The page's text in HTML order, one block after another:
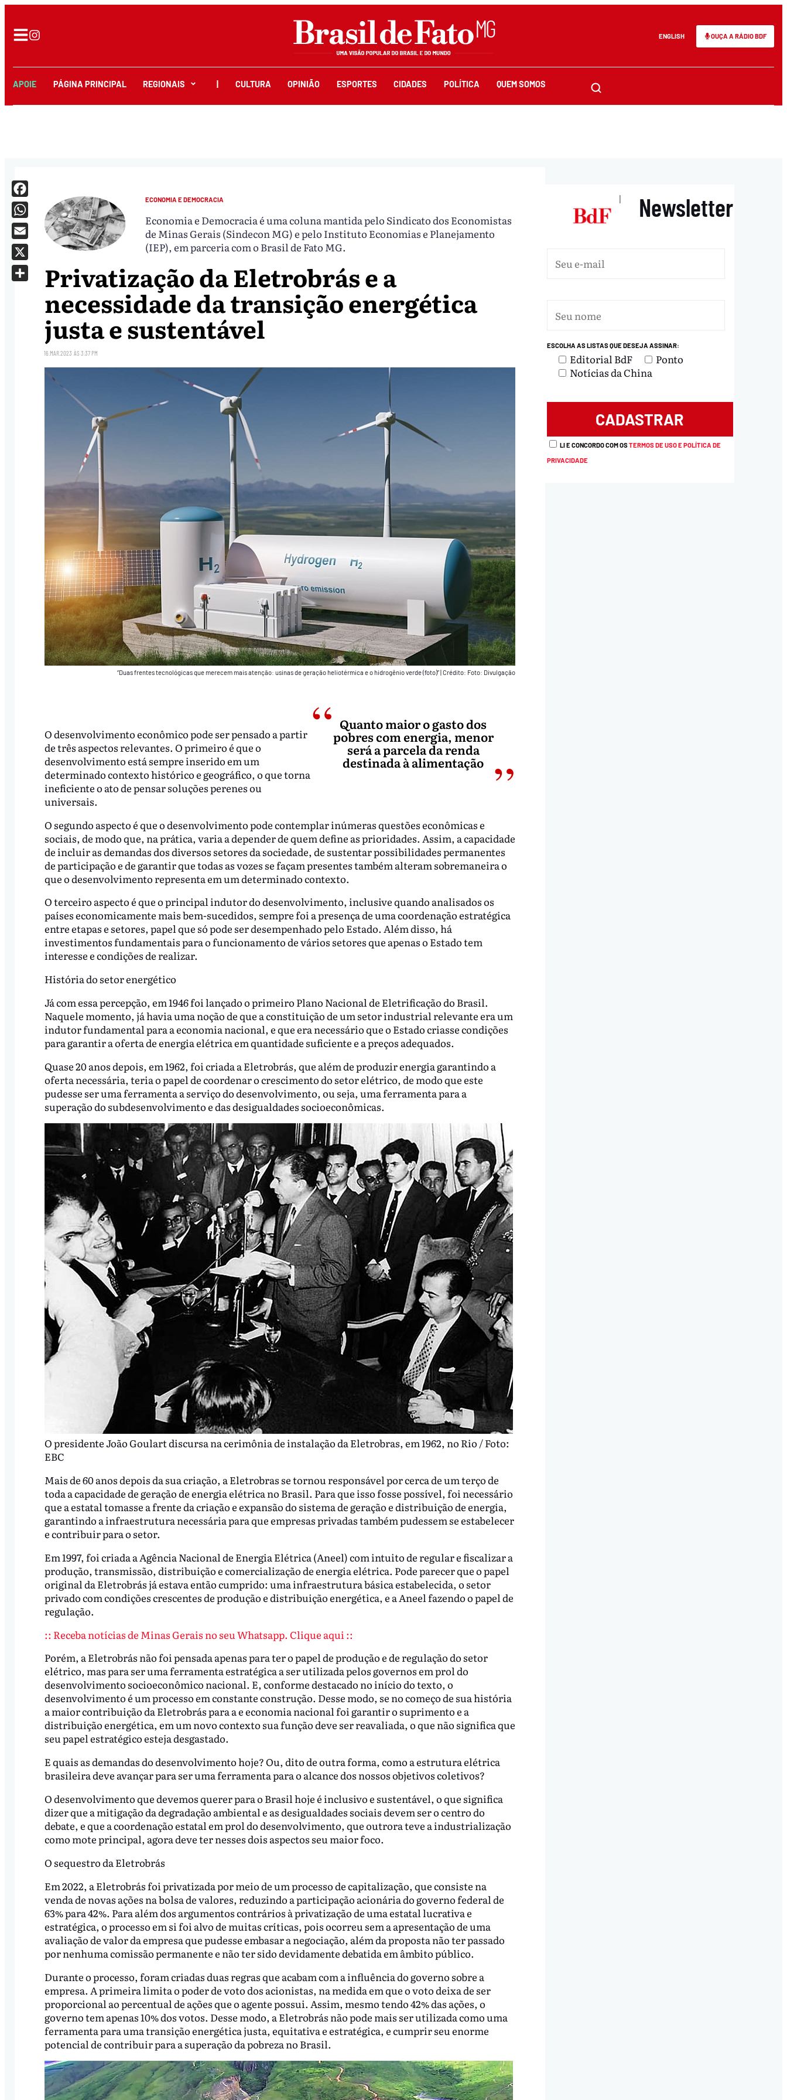
ENGLISH OUÇA A RÁDIO BDF
APOIE PÁGINA PRINCIPAL REGIONAIS CULTURA OPINIÃO ESPORTES CIDADES POLÍTICA QUEM SOMOS
ECONOMIA E DEMOCRACIA
Economia e Democracia é uma coluna mantida pelo Sindicato dos Economistas
de Minas Gerais (Sindecon MG) e pelo Instituto Economias e Planejamento
(IEP), em parceria com o Brasil de Fato MG.
Privatização da Eletrobrás e a
necessidade da transição energética
justa e sustentável
16.MAR.2023 ÀS 3:37 PM
“Duas frentes tecnológicas que merecem mais atenção: usinas de geração heliotérmica e o hidrogênio verde (foto)” Crédito: Foto: Divulgação
Quanto maior o gasto dos
pobres com energia, menor
será a parcela da renda
destinada à alimentação
O desenvolvimento econômico pode ser pensado a partir
de três aspectos relevantes. O primeiro é que o
desenvolvimento está sempre inserido em um
determinado contexto histórico e geográfico, o que torna
ineficiente o ato de pensar soluções perenes ou
universais.
O segundo aspecto é que o desenvolvimento pode contemplar inúmeras questões econômicas e
sociais, de modo que, na prática, varia a depender de quem define as prioridades. Assim, a capacidade
de incluir as demandas dos diversos setores da sociedade, de sustentar possibilidades permanentes
de participação e de garantir que todas as vozes se façam presentes também alteram sobremaneira o
que o desenvolvimento representa em um determinado contexto.
O terceiro aspecto é que o principal indutor do desenvolvimento, inclusive quando analisados os
países economicamente mais bem-sucedidos, sempre foi a presença de uma coordenação estratégica
entre etapas e setores, papel que só pode ser desempenhado pelo Estado. Além disso, há
investimentos fundamentais para o funcionamento de vários setores que apenas o Estado tem
interesse e condições de realizar.
História do setor energético
Já com essa percepção, em 1946 foi lançado o primeiro Plano Nacional de Eletrificação do Brasil.
Naquele momento, já havia uma noção de que a constituição de um setor industrial relevante era um
indutor fundamental para a economia nacional, e que era necessário que o Estado criasse condições
para garantir a oferta de energia elétrica em quantidade suficiente e a preços adequados.
Quase 20 anos depois, em 1962, foi criada a Eletrobrás, que além de produzir energia garantindo a
oferta necessária, teria o papel de coordenar o crescimento do setor elétrico, de modo que este
pudesse ser uma ferramenta a serviço do desenvolvimento, ou seja, uma ferramenta para a
superação do subdesenvolvimento e das desigualdades socioeconômicas.
O presidente João Goulart discursa na cerimônia de instalação da Eletrobras, em 1962, no Rio / Foto:
EBC
Mais de 60 anos depois da sua criação, a Eletrobras se tornou responsável por cerca de um terço de
toda a capacidade de geração de energia elétrica no Brasil. Para que isso fosse possível, foi necessário
que a estatal tomasse a frente da criação e expansão do sistema de geração e distribuição de energia,
garantindo a infraestrutura necessária para que empresas privadas também pudessem se estabelecer
e contribuir para o setor.
Em 1997, foi criada a Agência Nacional de Energia Elétrica (Aneel) com intuito de regular e fiscalizar a
produção, transmissão, distribuição e comercialização de energia elétrica. Pode parecer que o papel
original da Eletrobrás já estava então cumprido: uma infraestrutura básica estabelecida, o setor
privado com condições crescentes de produção e distribuição energética, e a Aneel fazendo o papel de
regulação.
:: Receba notícias de Minas Gerais no seu Whatsapp. Clique aqui ::
Porém, a Eletrobrás não foi pensada apenas para ter o papel de produção e de regulação do setor
elétrico, mas para ser uma ferramenta estratégica a ser utilizada pelos governos em prol do
desenvolvimento socioeconômico nacional. E, conforme destacado no início do texto, o
desenvolvimento é um processo em constante construção. Desse modo, se no começo de sua história
a maior contribuição da Eletrobrás para a e economia nacional foi garantir o suprimento e a
distribuição energética, em um novo contexto sua função deve ser reavaliada, o que não significa que
seu papel estratégico esteja desgastado.
E quais as demandas do desenvolvimento hoje? Ou, dito de outra forma, como a estrutura elétrica
brasileira deve avançar para ser uma ferramenta para o alcance dos nossos objetivos coletivos?
O desenvolvimento que devemos querer para o Brasil hoje é inclusivo e sustentável, o que significa
dizer que a mitigação da degradação ambiental e as desigualdades sociais devem ser o centro do
debate, e que a coordenação estatal em prol do desenvolvimento, que outrora teve a industrialização
como mote principal, agora deve ter nesses dois aspectos seu maior foco.
O sequestro da Eletrobrás
Em 2022, a Eletrobrás foi privatizada por meio de um processo de capitalização, que consiste na
venda de novas ações na bolsa de valores, reduzindo a participação acionária do governo federal de
63% para 42%. Para além dos argumentos contrários à privatização de uma estatal lucrativa e
estratégica, o processo em si foi alvo de muitas críticas, pois ocorreu sem a apresentação de uma
avaliação de valor da empresa que pudesse embasar a negociação, além da proposta não ter passado
por nenhuma comissão permanente e não ter sido devidamente debatida em âmbito público.
Durante o processo, foram criadas duas regras que acabam com a influência do governo sobre a
empresa. A primeira limita o poder de voto dos acionistas, na medida em que o voto deixa de ser
proporcional ao percentual de ações que o agente possui. Assim, mesmo tendo 42% das ações, o
governo tem apenas 10% dos votos. Desse modo, a Eletrobrás não pode mais ser utilizada como uma
ferramenta para uma transição energética justa, equitativa e estratégica, e cumprir seu enorme
potencial de contribuir para a superação da pobreza no Brasil.
Facebook
WhatsApp
Email
X
| Newsletter
ESCOLHA AS LISTAS QUE DESEJA ASSINAR:
Editorial BdF
Ponto
Notícias da China
LI E CONCORDO COM OSTERMOS DE USO E POLÍTICA DE
PRIVACIDADE